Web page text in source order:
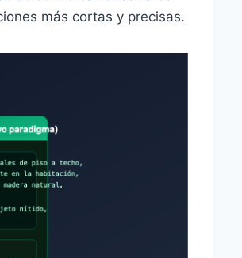
más cortas y precisas.